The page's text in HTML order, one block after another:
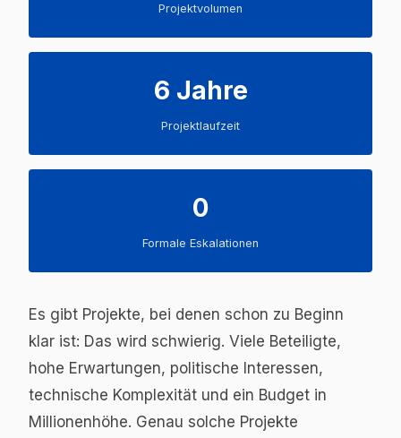
Projektvolumen
6 Jahre
Projektlaufzeit
0
Formale Eskalationen
Es gibt Projekte, bei denen schon zu Beginn
klar ist: Das wird schwierig. Viele Beteiligte,
hohe Erwartungen, politische Interessen,
technische Komplexität und ein Budget in
Millionenhöhe. Genau solche Projekte